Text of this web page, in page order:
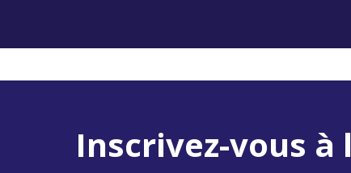
Inscrivez-vous